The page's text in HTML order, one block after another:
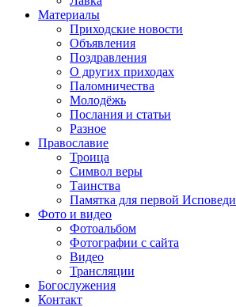
Материалы
Приходские новости
Объявления
Поздравления
О других приходах
Паломничества
Молодёжь
Послания и статьи
Разное
Православие
Троица
Символ веры
Таинства
Памятка для первой Исповеди
Фото и видео
Фотоальбом
Фотографии с сайта
Видео
Трансляции
Богослужения
Контакт